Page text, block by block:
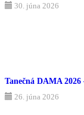
30. júna 2026
Tanečná DAMA
26. júna 2026